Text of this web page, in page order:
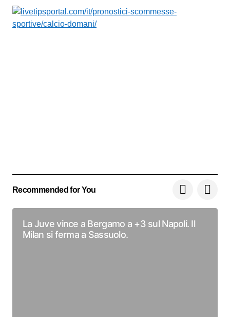
Recommended for You
La Juve vince a Bergamo a +3 sul Napoli. Il
Milan si ferma a Sassuolo.